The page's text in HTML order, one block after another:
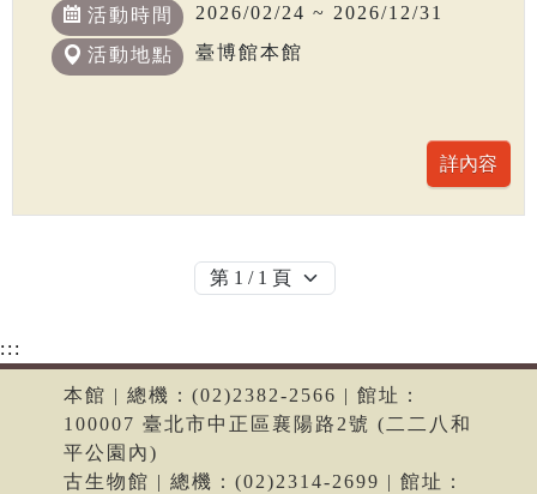
活動時間 2026/02/24 ~ 2026/12/31
活動地點 臺博館本館
:::
本館 | 總機：(02)2382-2566 | 館址：
100007 臺北市中正區襄陽路2號 (二二八和
平公園內)
古生物館 | 總機：(02)2314-2699 | 館址：